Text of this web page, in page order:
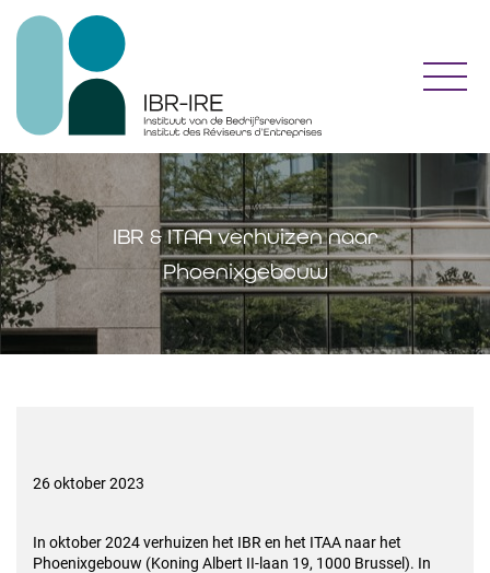
IBR & ITAA verhuizen naar
Phoenixgebouw
26 oktober 2023
In oktober 2024 verhuizen het IBR en het ITAA naar het
Phoenixgebouw (Koning Albert II-laan 19, 1000 Brussel). In